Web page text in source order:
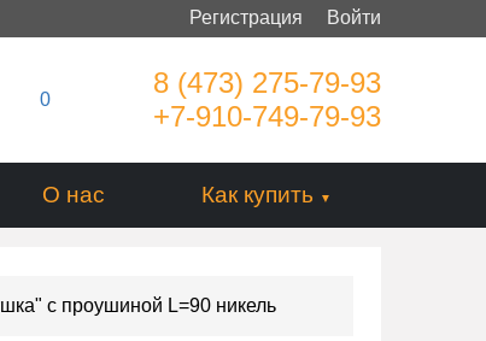
Войти
Регистрация
0
8 (473) 275-79-93
+7-910-749-79-93
О нас Как купить
с проушиной L=90 никель